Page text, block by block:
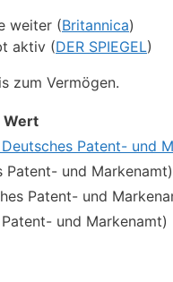
weiter (Britannica)
aktiv (DER SPIEGEL)
zum Vermögen.
Wert
Deutsches Patent- und
Patent- und Markenamt)
Patent- und
und Markenamt)